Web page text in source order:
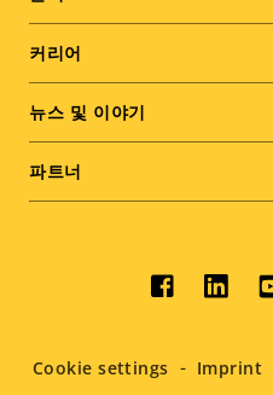
커리어
뉴스 및 이야기
파트너
Social
menu
Cookie settings Imprint